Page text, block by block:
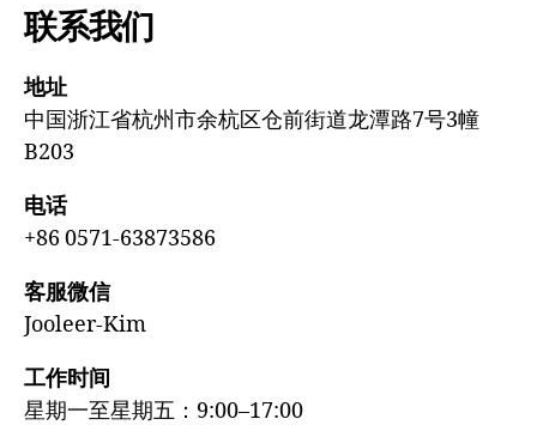
联系我们
地址
中国浙江省杭州市余杭区仓前街道龙潭路7号3幢
B203
电话
+86 0571-63873586
客服微信
Jooleer-Kim
工作时间
星期一至星期五：9:00–17:00